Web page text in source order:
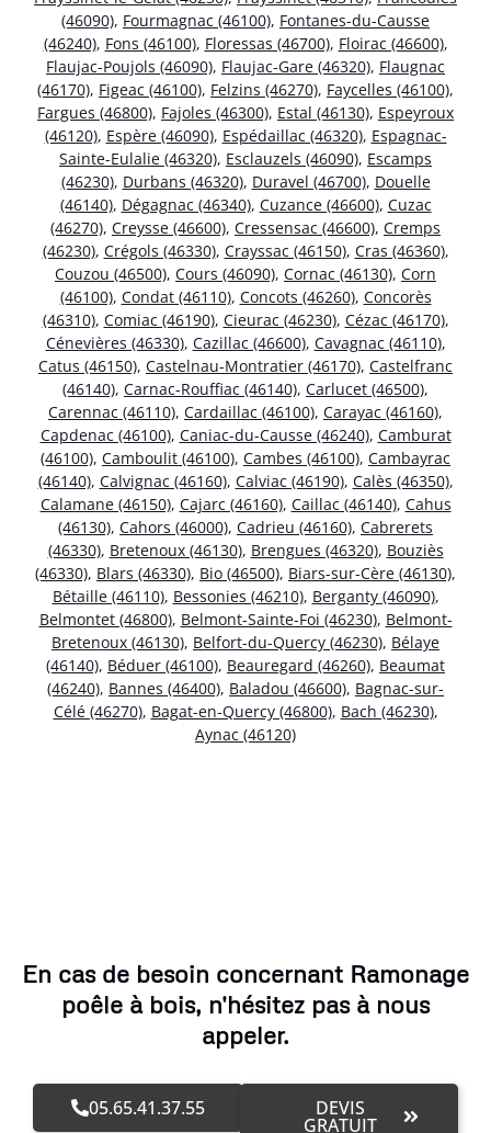
(46090), Fourmagnac (46100), Fontanes-du-Causse
(46240), Fons (46100), Floressas (46700), Floirac (46600),
Flaujac-Poujols (46090), Flaujac-Gare (46320), Flaugnac
(46170), Figeac (46100), Felzins (46270), Faycelles (46100),
Fargues (46800), Fajoles (46300), Estal (46130), Espeyroux
(46120), Espère (46090), Espédaillac (46320), Espagnac-
Sainte-Eulalie (46320), Esclauzels (46090), Escamps
(46230), Durbans (46320), Duravel (46700), Douelle
(46140), Dégagnac (46340), Cuzance (46600), Cuzac
(46270), Creysse (46600), Cressensac (46600), Cremps
(46230), Crégols (46330), Crayssac (46150), Cras (46360),
Couzou (46500), Cours (46090), Cornac (46130), Corn
(46100), Condat (46110), Concots (46260), Concorès
(46310), Comiac (46190), Cieurac (46230), Cézac (46170),
Cénevières (46330), Cazillac (46600), Cavagnac (46110),
Catus (46150), Castelnau-Montratier (46170), Castelfranc
(46140), Carnac-Rouffiac (46140), Carlucet (46500),
Carennac (46110), Cardaillac (46100), Carayac (46160),
Capdenac (46100), Caniac-du-Causse (46240), Camburat
(46100), Camboulit (46100), Cambes (46100), Cambayrac
(46140), Calvignac (46160), Calviac (46190), Calès (46350),
Calamane (46150), Cajarc (46160), Caillac (46140), Cahus
(46130), Cahors (46000), Cadrieu (46160), Cabrerets
(46330), Bretenoux (46130), Brengues (46320), Bouziès
(46330), Blars (46330), Bio (46500), Biars-sur-Cère (46130),
Bétaille (46110), Bessonies (46210), Berganty (46090),
Belmontet (46800), Belmont-Sainte-Foi (46230), Belmont-
Bretenoux (46130), Belfort-du-Quercy (46230), Bélaye
(46140), Béduer (46100), Beauregard (46260), Beaumat
(46240), Bannes (46400), Baladou (46600), Bagnac-sur-
Célé (46270), Bagat-en-Quercy (46800), Bach (46230),
Aynac (46120)
En cas de besoin concernant Ramonage
poêle à bois, n'hésitez pas à nous
appeler.
05.65.41.37.55 DEVIS
GRATUIT